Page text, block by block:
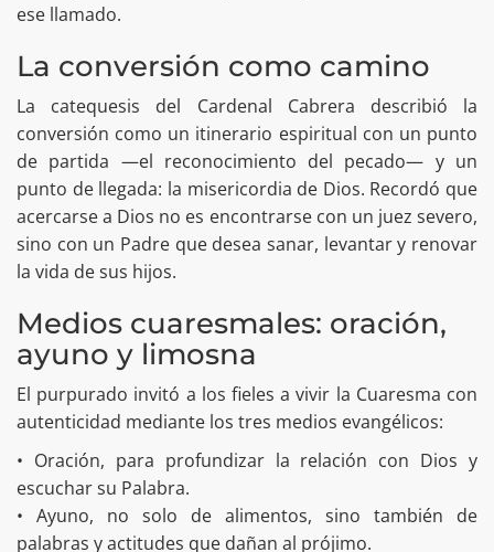
ese llamado.
La conversión como camino
La catequesis del Cardenal Cabrera describió la
conversión como un itinerario espiritual con un punto
de partida —el reconocimiento del pecado— y un
punto de llegada: la misericordia de Dios. Recordó que
acercarse a Dios no es encontrarse con un juez severo,
sino con un Padre que desea sanar, levantar y renovar
la vida de sus hijos.
Medios cuaresmales: oración,
ayuno y limosna
El purpurado invitó a los fieles a vivir la Cuaresma con
autenticidad mediante los tres medios evangélicos:
• Oración, para profundizar la relación con Dios y
escuchar su Palabra.
• Ayuno, no solo de alimentos, sino también de
palabras y actitudes que dañan al prójimo.